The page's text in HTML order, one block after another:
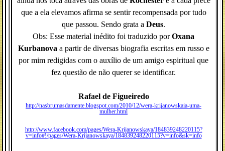
que a ela elevamos afirma se sentir recompensada por tudo
que passou. Sendo grata a Deus.
Obs: Esse material inédito foi traduzido porOxana
Kurbanova a partir de diversas biografia escritas em russo e
por mim redigidas com o auxílio de um amigo espiritual que
fez questão de não querer se identificar.
Rafael de Figueiredo
http://nasbrumasdamente.blogspot.com/2010/12/wera-krijanowskaia-uma-
mulher.html
http://www.facebook.com/pages/Wera-Krijanowskaya/184839248220115?
v=info#!/pages/Wera-Krijanowskaya/184839248220115?v=info&sk=info